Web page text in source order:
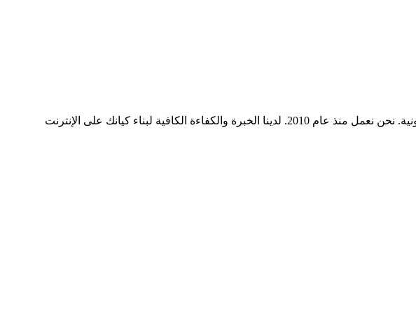
ميديا ​​سيرف هي شركة رائدة في مجال وسائل التواصل الاجتماعي وخدمات التسويق الرقمي وتصميم المواقع الإلكترونية. نحن نعمل منذ عام 2010. لدينا الخبرة والكفاءة الكافية لبناء كيانك على الإنترنت